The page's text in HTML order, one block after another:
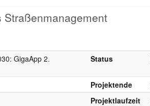
GigaApp 2.
Status
Projektende
Projektlaufzeit